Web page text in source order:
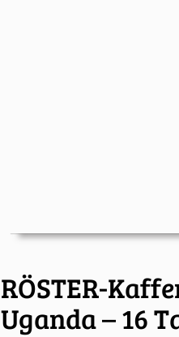
RÖSTER-
Uganda – 16